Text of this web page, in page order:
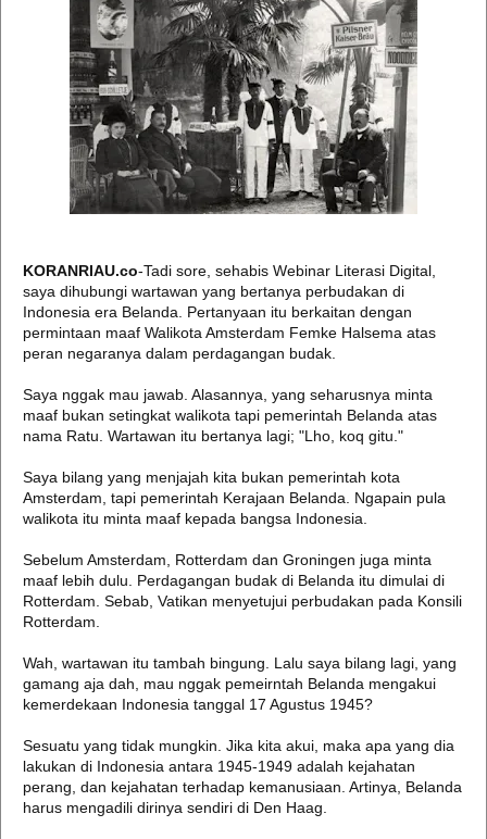
KORANRIAU.co-Tadi sore, sehabis Webinar Literasi Digital,
saya dihubungi wartawan yang bertanya perbudakan di
Indonesia era Belanda. Pertanyaan itu berkaitan dengan
permintaan maaf Walikota Amsterdam Femke Halsema atas
peran negaranya dalam perdagangan budak.
Saya nggak mau jawab. Alasannya, yang seharusnya minta
maaf bukan setingkat walikota tapi pemerintah Belanda atas
nama Ratu. Wartawan itu bertanya lagi; "Lho, koq gitu."
Saya bilang yang menjajah kita bukan pemerintah kota
Amsterdam, tapi pemerintah Kerajaan Belanda. Ngapain pula
walikota itu minta maaf kepada bangsa Indonesia.
Sebelum Amsterdam, Rotterdam dan Groningen juga minta
maaf lebih dulu. Perdagangan budak di Belanda itu dimulai di
Rotterdam. Sebab, Vatikan menyetujui perbudakan pada Konsili
Rotterdam.
Wah, wartawan itu tambah bingung. Lalu saya bilang lagi, yang
gamang aja dah, mau nggak pemeirntah Belanda mengakui
kemerdekaan Indonesia tanggal 17 Agustus 1945?
Sesuatu yang tidak mungkin. Jika kita akui, maka apa yang dia
lakukan di Indonesia antara 1945-1949 adalah kejahatan
perang, dan kejahatan terhadap kemanusiaan. Artinya, Belanda
harus mengadili dirinya sendiri di Den Haag.